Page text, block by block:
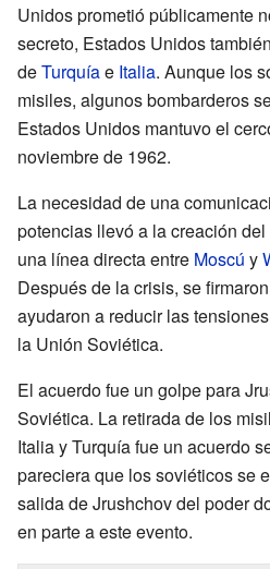
Unidos prometió públicamente
secreto, Estados Unidos
deTurquíae Italia. Aunque los
misiles, algunos bombarderos
Estados Unidos mantuvo el
noviembre de 1962.
La necesidad de una
potencias llevó a la creación
una línea directa entre Moscú y
Después de la crisis, se
ayudaron a reducir las
la Unión Soviética.
El acuerdo fue un golpe para
Soviética. La retirada de los
Italia y Turquía fue un acuerdo
pareciera que los soviéticos se
salida de Jrushchov del poder
en parte a este evento.